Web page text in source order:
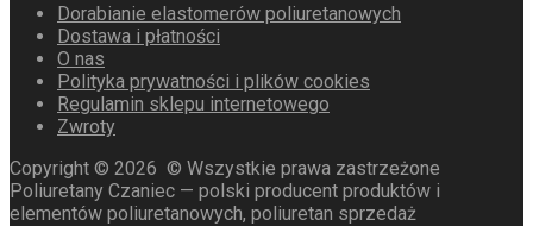
Dorabianie elastomerów poliuretanowych
Dostawa i płatności
O nas
Polityka prywatności i plików cookies
Regulamin sklepu internetowego
Zwroty
Copyright © 2026 © Wszystkie prawa zastrzeżone
Poliuretany Czaniec — polski producent produktów i
elementów poliuretanowych, poliuretan sprzedaż